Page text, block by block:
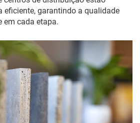
eficiente, garantindo a qualidade
em cada etapa.